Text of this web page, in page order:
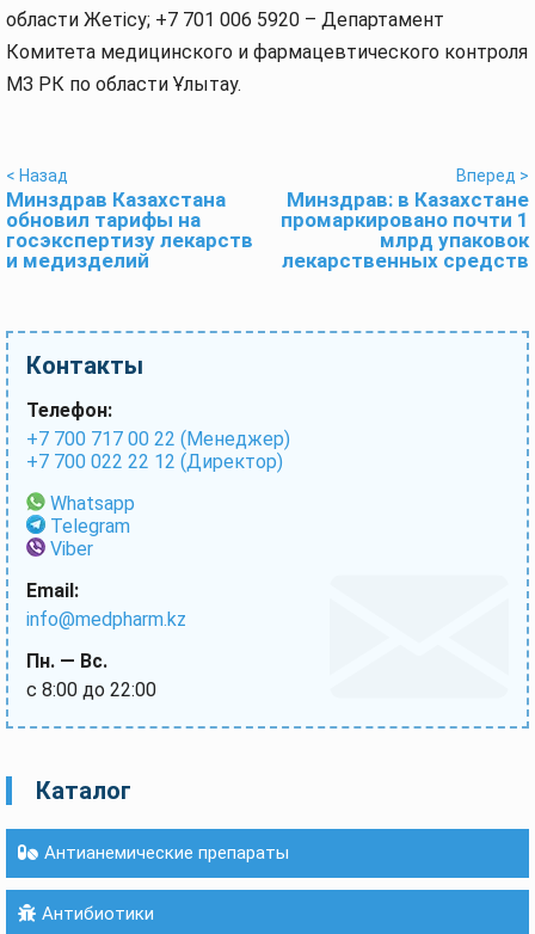
области Жетісу; +7 701 006 5920 – Департамент
Комитета медицинского и фармацевтического контроля
МЗ РК по области Ұлытау.
< Назад
Минздрав Казахстана
обновил тарифы на
госэкспертизу лекарств
и медизделий
Вперед >
Минздрав: в Казахстане
промаркировано почти 1
млрд упаковок
лекарственных средств
Контакты
Телефон:
+7 700 717 00 22 (Менеджер)
+7 700 022 22 12 (Директор)
Whatsapp
Telegram
Viber
Email:
info@medpharm.kz
Пн. — Вс.
с 8:00 до 22:00
Каталог
Антианемические препараты
Антибиотики